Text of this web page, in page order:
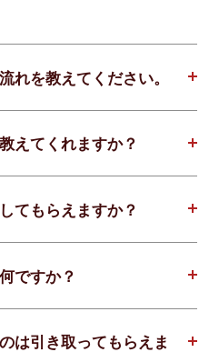
れを教えてください。
えてくれますか？
てもらえますか？
ですか？
は引き取ってもらえま